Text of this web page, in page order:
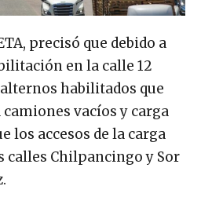
precisó que debido a
en la calle 12
habilitados que
vacíos y carga
los accesos de la carga
calles Chilpancingo y Sor